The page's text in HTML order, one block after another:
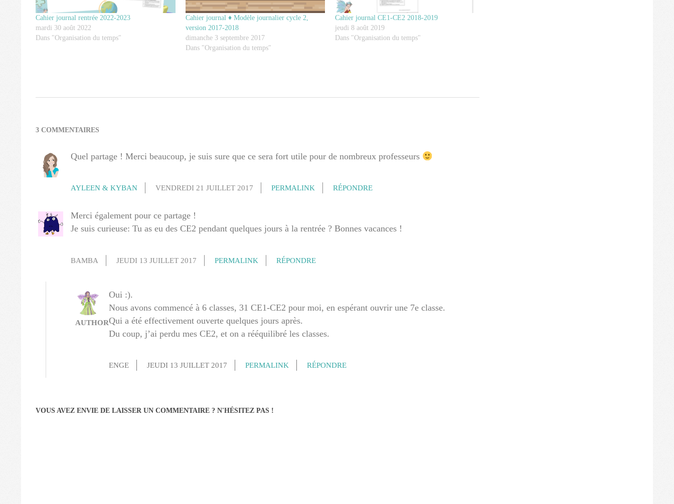
Cahier journal rentrée 2022-2023
mardi 30 août 2022
Dans "Organisation du temps"
Cahier journal ♦ Modèle journalier cycle 2,
version 2017-2018
dimanche 3 septembre 2017
Dans "Organisation du temps"
Cahier journal CE1-CE2 2018-2019
jeudi 8 août 2019
Dans "Organisation du temps"
08
3 COMMENTAIRES
Quel partage ! Merci beaucoup, je suis sure que ce sera fort utile pour de nombreux professeurs
AYLEEN & KYBAN VENDREDI 21 JUILLET 2017 PERMALINK RÉPONDRE
Merci également pour ce partage !
Je suis curieuse: Tu as eu des CE2 pendant quelques jours à la rentrée ? Bonnes vacances !
BAMBA JEUDI 13 JUILLET 2017 PERMALINK RÉPONDRE
AUTHOR
Oui :).
Nous avons commencé à 6 classes, 31 CE1-CE2 pour moi, en espérant ouvrir une 7e classe.
Qui a été effectivement ouverte quelques jours après.
Du coup, j’ai perdu mes CE2, et on a rééquilibré les classes.
ENGE JEUDI 13 JUILLET 2017 PERMALINK RÉPONDRE
VOUS AVEZ ENVIE DE LAISSER UN COMMENTAIRE ? N'HÉSITEZ PAS !